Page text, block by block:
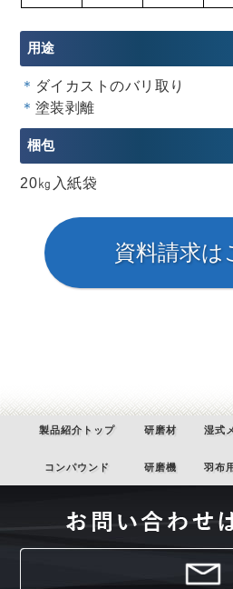
用途
＊ ダイカストのバリ取り
＊ 塗装剥離
梱包
20㎏入紙袋
製品紹介トップ 研磨材 湿式
コンパウンド 研磨機 羽布